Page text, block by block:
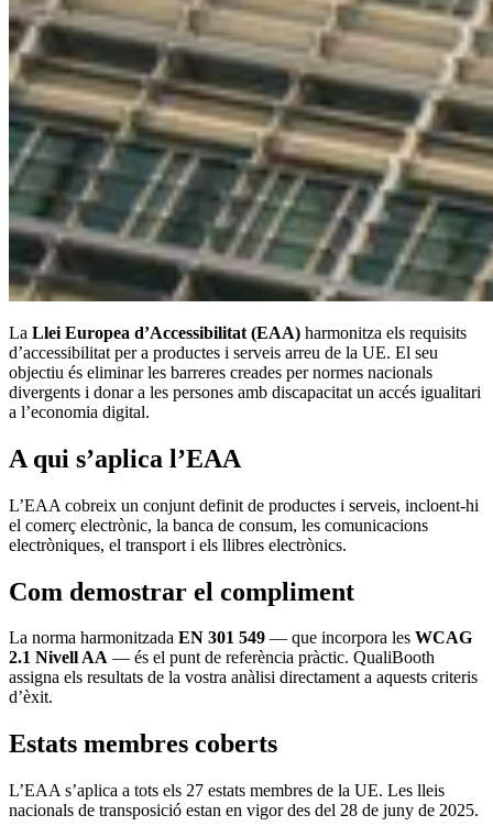
La Llei Europea d’Accessibilitat (EAA) harmonitza els requisits
d’accessibilitat per a productes i serveis arreu de la UE. El seu
objectiu és eliminar les barreres creades per normes nacionals
divergents i donar a les persones amb discapacitat un accés igualitari
a l’economia digital.
A qui s’aplica l’EAA
L’EAA cobreix un conjunt definit de productes i serveis, incloent-hi
el comerç electrònic, la banca de consum, les comunicacions
electròniques, el transport i els llibres electrònics.
Com demostrar el compliment
La norma harmonitzada EN 301 549 — que incorpora les WCAG
2.1 Nivell AA — és el punt de referència pràctic. QualiBooth
assigna els resultats de la vostra anàlisi directament a aquests criteris
d’èxit.
Estats membres coberts
L’EAA s’aplica a tots els 27 estats membres de la UE. Les lleis
nacionals de transposició estan en vigor des del 28 de juny de 2025.